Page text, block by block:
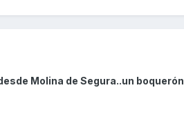
Molina de Segura..un